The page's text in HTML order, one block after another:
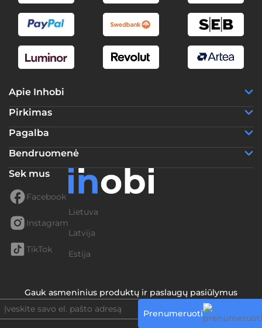
Apie Inhobi
Pirkimas
Pagalba
Bendruomenė
Sek mus
Facebook
Instagram
TikTok
Lietuva
Latvija
Estija
Gauk asmeninius produktų ir paslaugų pasiūlymus
Prenumeruoti